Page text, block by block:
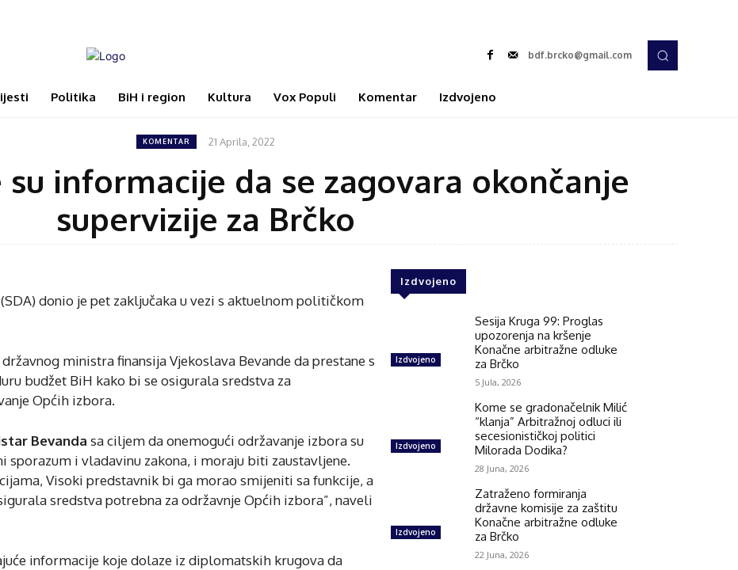
bdf.brcko@gmail.com
Politika BiH i region Kultura Vox Populi Komentar Izdvojeno
KOMENTAR 21 Aprila, 2022
su informacije da se zagovara okončanje
supervizije za Brčko
donio je pet zaključaka u vezi s aktuelnom političkom
ministra finansija Vjekoslava Bevande da prestane s
budžet BiH kako bi se osigurala sredstva za
Općih izbora.
Bevanda sa ciljem da onemogući održavanje izbora su
sporazum i vladavinu zakona, i moraju biti zaustavljene.
Visoki predstavnik bi ga morao smijeniti sa funkcije, a
sredstva potrebna za održavnje Općih izbora”, naveli
informacije koje dolaze iz diplomatskih krugova da
Izdvojeno
Izdvojeno
Sesija Kruga 99: Proglas
upozorenja na kršenje
Konačne arbitražne odluke
za Brčko
5 Jula, 2026
Izdvojeno
Kome se gradonačelnik Milić
“klanja” Arbitražnoj odluci ili
secesionističkoj politici
Milorada Dodika?
28 Juna, 2026
Izdvojeno
Zatraženo formiranja
državne komisije za zaštitu
Konačne arbitražne odluke
za Brčko
22 Juna, 2026